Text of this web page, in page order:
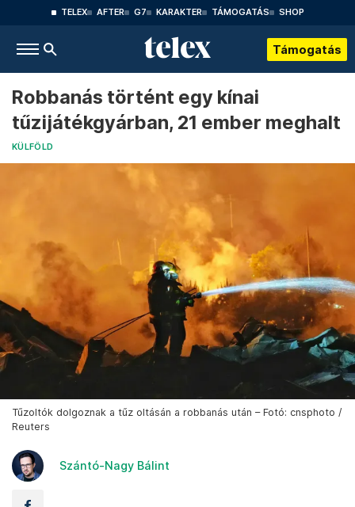
TELEX AFTER G7 KARAKTER TÁMOGATÁS SHOP
Támogatás
Robbanás történt egy kínai
tűzijátékgyárban, 21 ember meghalt
KÜLFÖLD
Tűzoltók dolgoznak a tűz oltásán a robbanás után – Fotó: cnsphoto /
Reuters
Szántó-Nagy Bálint